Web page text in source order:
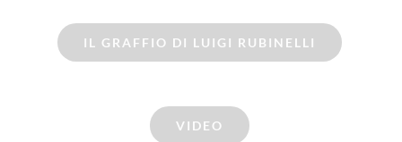
IL GRAFFIO DI LUIGI RUBINELLI
VIDEO